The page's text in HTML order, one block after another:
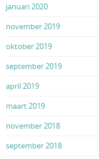
januari 2020
november 2019
oktober 2019
september 2019
april 2019
maart 2019
november 2018
september 2018